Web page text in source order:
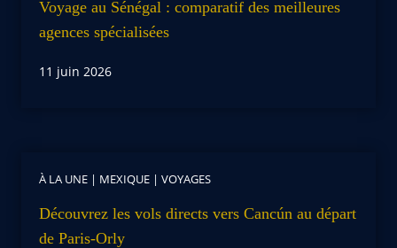
Voyage au Sénégal : comparatif des meilleures
agences spécialisées
11 juin 2026
À LA UNE | MEXIQUE | VOYAGES
Découvrez les vols directs vers Cancún au départ
de Paris-Orly